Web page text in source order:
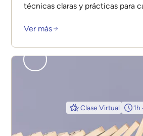
técnicas claras y prácticas para
Ver más
Clase Virtual 1h